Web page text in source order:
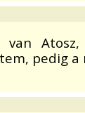
Atosz,
pedig a